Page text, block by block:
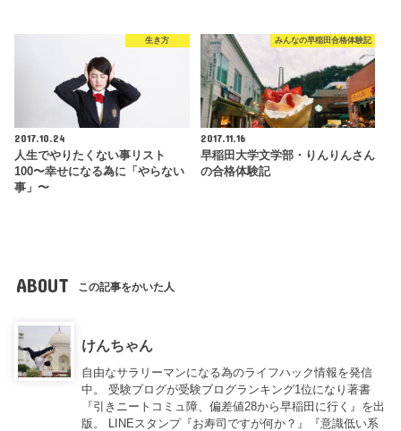
生き方
2017.10.24
人生でやりたくない事リスト
100〜幸せになる為に「やらない
事」〜
みんなの早稲田合格体験記
2017.11.16
早稲田大学文学部・りんりんさん
の合格体験記
ABOUT この記事をかいた人
けんちゃん
自由なサラリーマンになる為のライフハック情報を発信
中。 受験ブログが受験ブログランキング1位になり著書
『引きニートコミュ障、偏差値28から早稲田に行く』を出
版。 LINEスタンプ『お寿司ですが何か？』『意識低い系